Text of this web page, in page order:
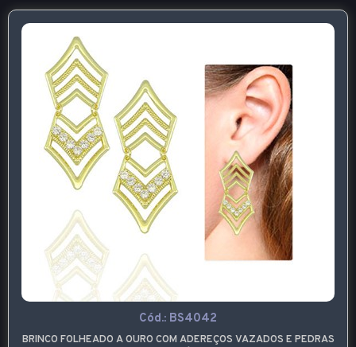
Cód.: BS4042
BRINCO FOLHEADO A OURO COM ADEREÇOS VAZADOS E PEDRAS